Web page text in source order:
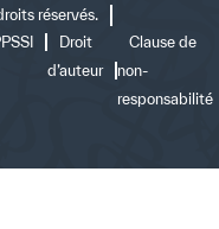
réservés.
Droit
d’auteur
Clause de
non-
responsabilité